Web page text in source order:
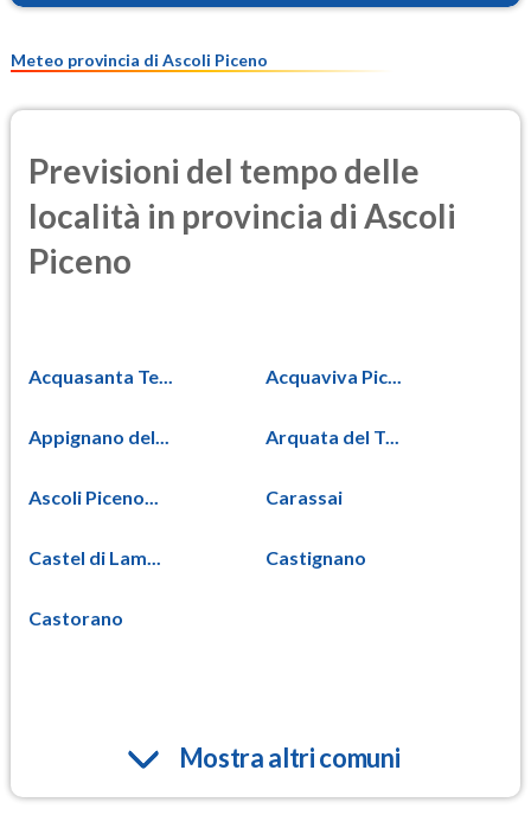
Meteo provincia di Ascoli Piceno
Previsioni del tempo delle
località in provincia di Ascoli
Piceno
Acquasanta Te... Acquaviva Pic...
Appignano del... Arquata del T...
Ascoli Piceno... Carassai
Castel di Lam... Castignano
Castorano
Mostra altri comuni